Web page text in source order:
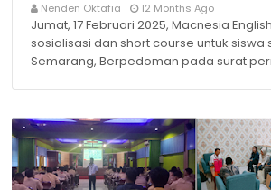
Nenden Oktafia 12 Months Ago
Jumat, 17 Februari 2025, Macnesia
sosialisasi dan short course untuk siswa
Semarang, Berpedoman pada surat